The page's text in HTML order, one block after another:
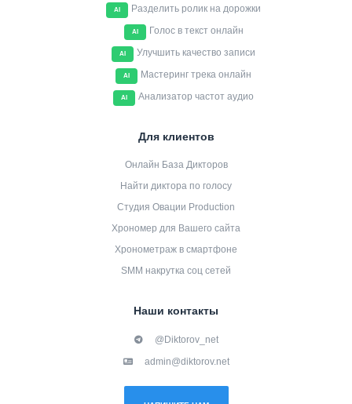
AI Разделить ролик на дорожки
AI Голос в текст онлайн
AI Улучшить качество записи
AI Мастеринг трека онлайн
AI Анализатор частот аудио
Для клиентов
Онлайн База Дикторов
Найти диктора по голосу
Студия Овации Production
Хрономер для Вашего сайта
Хронометраж в смартфоне
SMM накрутка соц сетей
Наши контакты
@Diktorov_net
admin@diktorov.net